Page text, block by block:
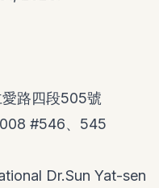
路四段505號
#546、545
Dr.Sun Yat-sen